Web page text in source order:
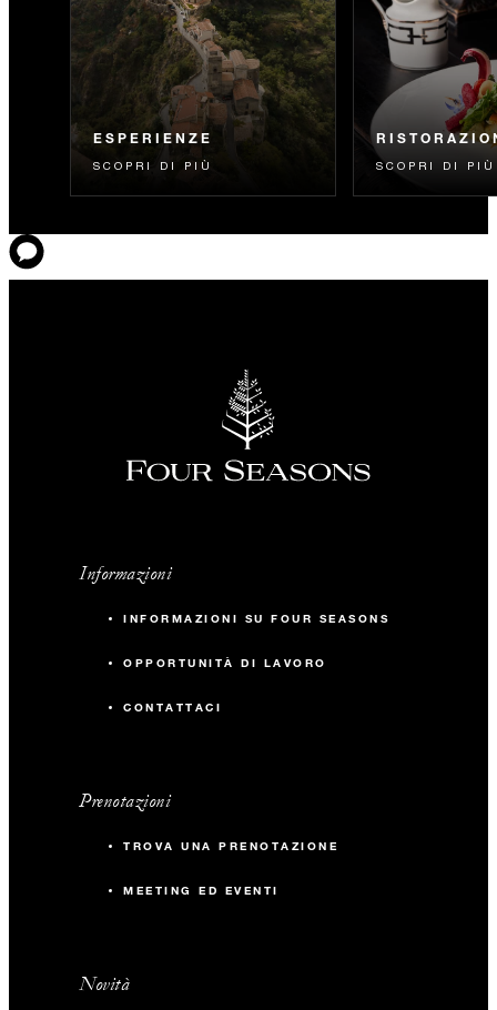
ESPERIENZE
SCOPRI DI PIÙ SCOPRI DI PIÙ
Informazioni
INFORMAZIONI SU FOUR SEASONS
OPPORTUNITÀ DI LAVORO
CONTATTACI
Prenotazioni
TROVA UNA PRENOTAZIONE
MEETING ED EVENTI
Novità